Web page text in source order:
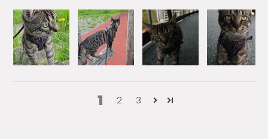
1 2 3